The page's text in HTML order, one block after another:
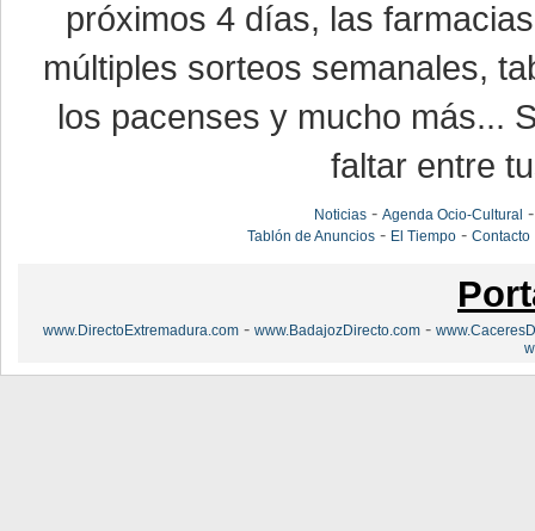
próximos 4 días, las
múltiples sorteos semanales,
los pacenses y mucho más...
faltar entre
Noticias -Agenda Ocio-Cultural
Tablón de Anuncios - El Tiempo -Contacto
www.DirectoExtremadura.com - www.BadajozDirecto.com -